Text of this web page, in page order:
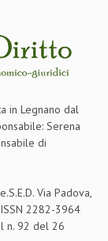
in Legnano dal
Serena
di
Via Padova,
2282-3964
n. 92 del 26